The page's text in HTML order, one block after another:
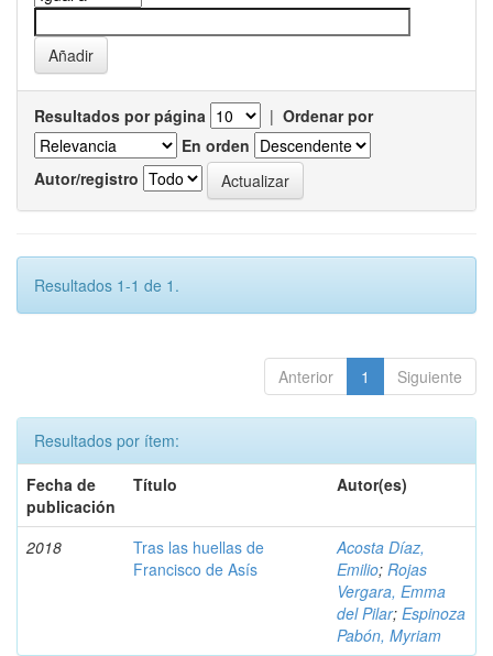
Resultados por página | Ordenar por
En orden
Autor/registro
Resultados 1-1 de 1.
Anterior 1 Siguiente
Resultados por ítem:
Fecha de
publicación
Título Autor(es)
2018
Tras las huellas de
Francisco de Asís
Acosta Díaz,
Emilio; Rojas
Vergara, Emma
del Pilar; Espinoza
Pabón, Myriam